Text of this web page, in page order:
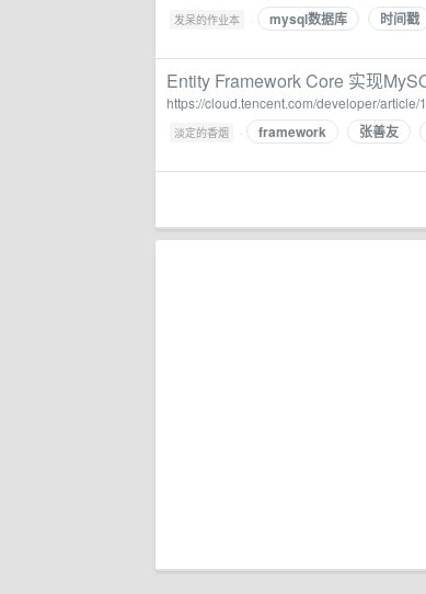
发呆的作业本 · mysql数据库 时间戳
Entity Framework Core 实现
https://cloud.tencent.com/developer/article/
淡定的香烟 · framework 张善友